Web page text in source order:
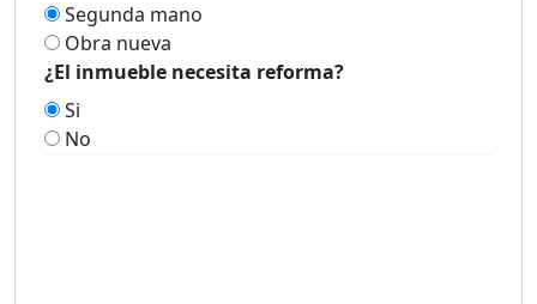
Segunda mano
Obra nueva
¿El inmueble necesita reforma?
Si
No